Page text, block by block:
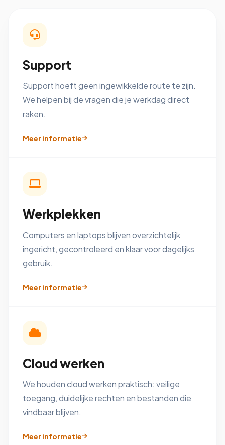
Support
Support hoeft geen ingewikkelde route te zijn.
We helpen bij de vragen die je werkdag direct
raken.
Meer informatie
Werkplekken
Computers en laptops blijven overzichtelijk
ingericht, gecontroleerd en klaar voor dagelijks
gebruik.
Meer informatie
Cloud werken
We houden cloud werken praktisch: veilige
toegang, duidelijke rechten en bestanden die
vindbaar blijven.
Meer informatie